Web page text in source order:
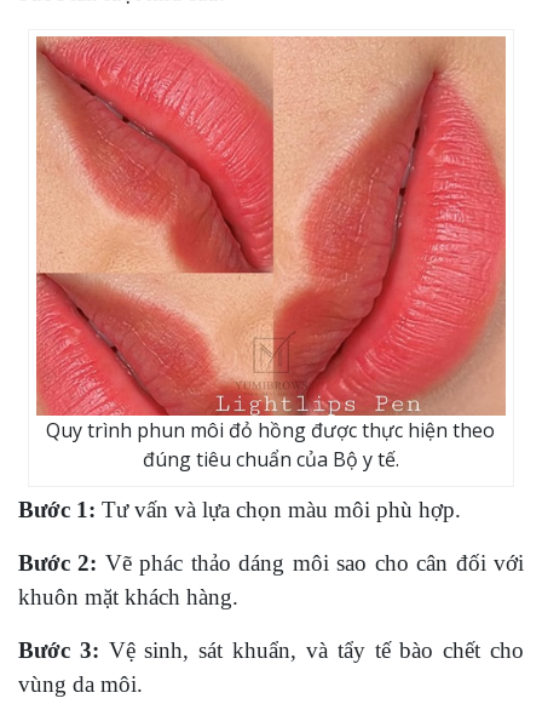
Quy trình phun môi đỏ hồng được thực hiện theo
đúng tiêu chuẩn của Bộ y tế.
Bước 1: Tư vấn và lựa chọn màu môi phù hợp.
Bước 2: Vẽ phác thảo dáng môi sao cho cân đối với
khuôn mặt khách hàng.
Bước 3: Vệ sinh, sát khuẩn, và tẩy tế bào chết cho
vùng da môi.